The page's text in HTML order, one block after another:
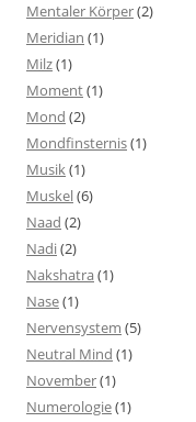
Mentaler Körper(2)
Meridian (1)
Milz(1)
Moment(1)
Mond (2)
Mondfinsternis(1)
Musik(1)
Muskel(6)
Naad (2)
Nadi(2)
Nakshatra(1)
Nase(1)
Nervensystem (5)
Neutral Mind (1)
November(1)
Numerologie(1)